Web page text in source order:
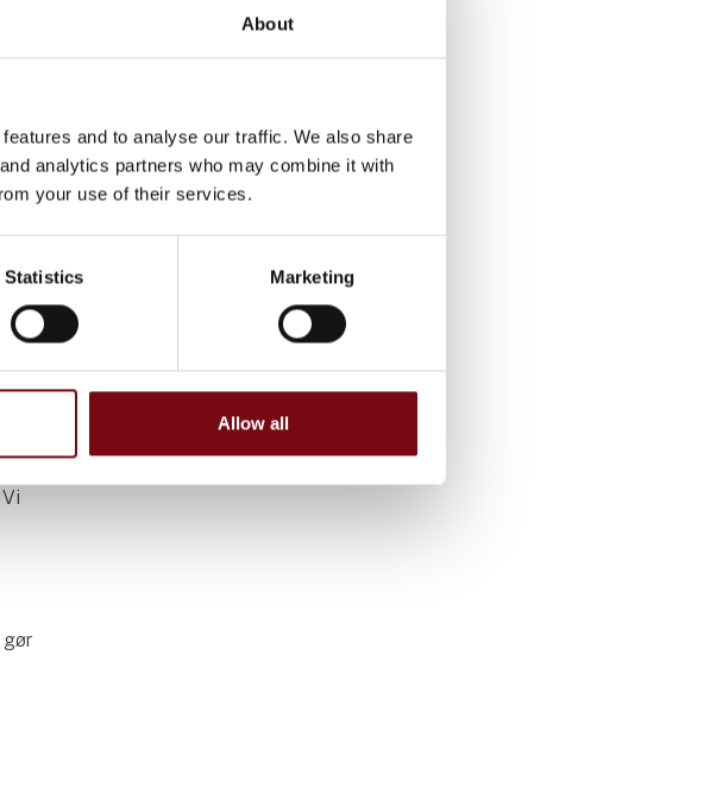
About
and to analyse our traffic. We also share
analytics partners who may combine it with
your use of their services.
Statistics Marketing
Allow all
på
gør
3D print.